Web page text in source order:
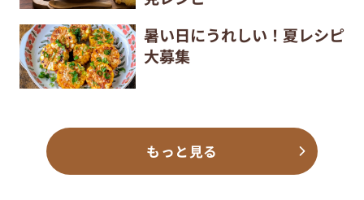
暑い日にうれしい！夏レシピ
大募集
もっと見る